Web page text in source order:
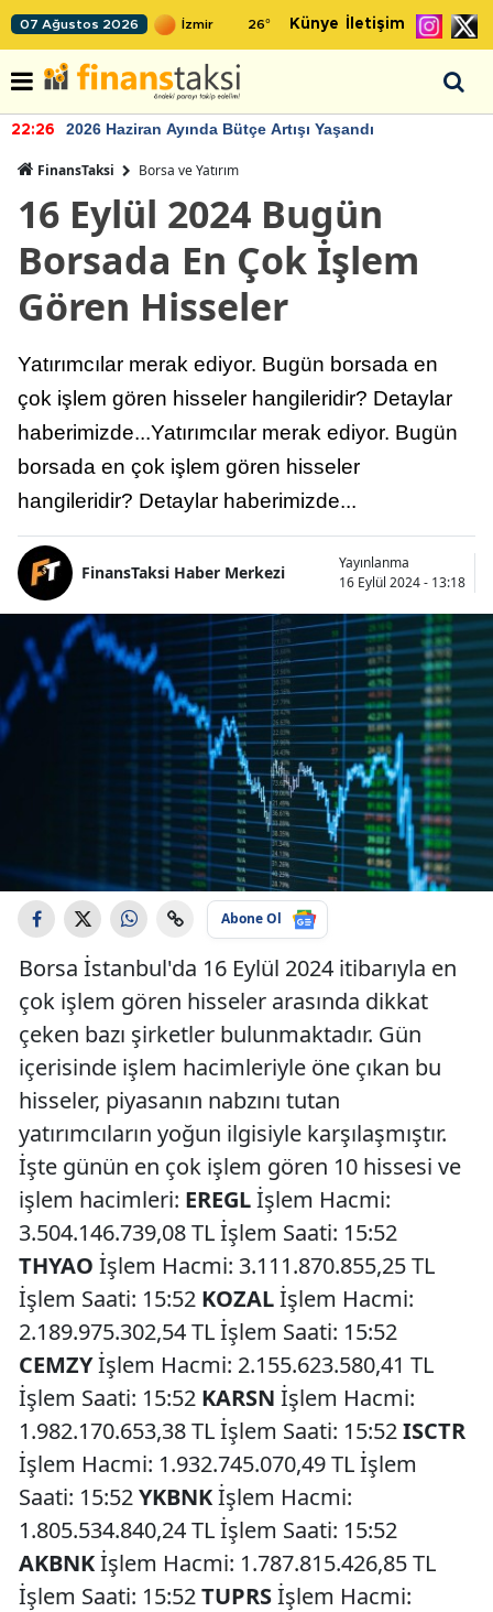
07 Ağustos 2026 26° Künye İletişim
22:26 2026 Haziran Ayında Bütçe Artışı Yaşandı
FinansTaksi Borsa ve Yatırım
16 Eylül 2024 Bugün
Borsada En Çok İşlem
Gören Hisseler
Yatırımcılar merak ediyor. Bugün borsada en
çok işlem gören hisseler hangileridir? Detaylar
haberimizde...Yatırımcılar merak ediyor. Bugün
borsada en çok işlem gören hisseler
hangileridir? Detaylar haberimizde...
FinansTaksi Haber Merkezi
Yayınlanma
16 Eylül 2024 - 13:18
Abone Ol
Borsa İstanbul'da 16 Eylül 2024 itibarıyla en
çok işlem gören hisseler arasında dikkat
çeken bazı şirketler bulunmaktadır. Gün
içerisinde işlem hacimleriyle öne çıkan bu
hisseler, piyasanın nabzını tutan
yatırımcıların yoğun ilgisiyle karşılaşmıştır.
İşte günün en çok işlem gören 10 hissesi ve
işlem hacimleri: EREGLİşlem Hacmi:
3.504.146.739,08 TL İşlem Saati: 15:52
THYAO İşlem Hacmi: 3.111.870.855,25 TL
İşlem Saati: 15:52 KOZALİşlem Hacmi:
2.189.975.302,54 TL İşlem Saati: 15:52
CEMZYİşlem Hacmi: 2.155.623.580,41 TL
İşlem Saati: 15:52 KARSN İşlem Hacmi:
1.982.170.653,38 TL İşlem Saati: 15:52ISCTR
İşlem Hacmi: 1.932.745.070,49 TL İşlem
Saati: 15:52YKBNKİşlem Hacmi:
1.805.534.840,24 TL İşlem Saati: 15:52
AKBNKİşlem Hacmi: 1.787.815.426,85 TL
İşlem Saati: 15:52TUPRSİşlem Hacmi: